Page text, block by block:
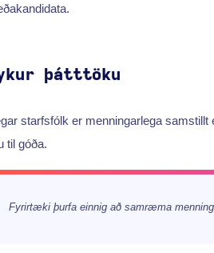
þátttöku
starfsfólk er menningarlega
til góða.
Fyrirtæki þurfa einnig að samræma